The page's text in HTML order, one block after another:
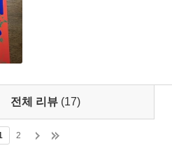
전체 리뷰 (17)
2